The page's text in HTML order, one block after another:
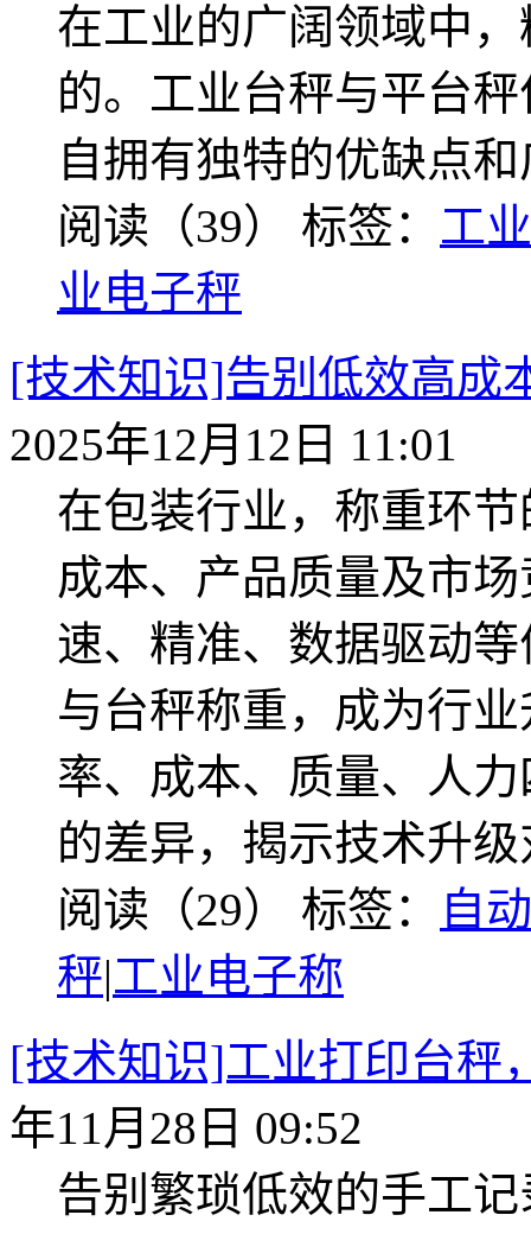
在工业的广阔领域中
的。工业台秤与平台
自拥有独特的优缺点
阅读（39） 标签： 工
业电子秤
[技术知识]告别低效高成
2025年12月12日 11:01
在包装行业，称重环
成本、产品质量及市
速、精准、数据驱动
与台秤称重，成为行
率、成本、质量、人
的差异，揭示技术升
阅读（29） 标签：
自
秤|工业电子称
[技术知识]工业打印台秤
年11月28日 09:52
告别繁琐低效的手工